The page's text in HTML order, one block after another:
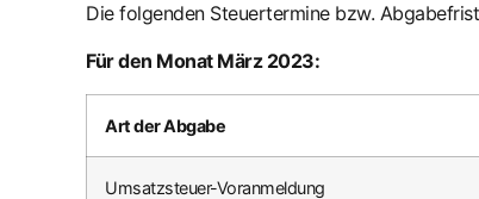
Die folgenden Steuertermine bzw.
Für den Monat März 2023:
Art der Abgabe
Umsatzsteuer-Voranmeldung